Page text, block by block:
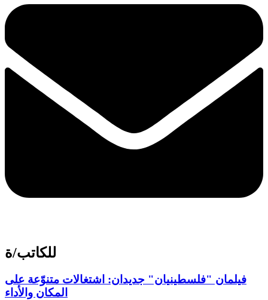
للكاتب/ة
فيلمان "فلسطينيان" جديدان: اشتغالات متنوّعة على
المكان والأداء